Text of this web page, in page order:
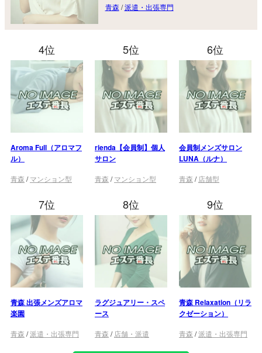
青森/派遣・出張専門
4位
Aroma Full（アロマフ
ル）
青森 /マンション型
5位
rienda【会員制】個人
サロン
青森 /マンション型
6位
会員制メンズサロン
LUNA（ルナ）
青森 / 店舗型
7位
青森 出張メンズアロマ
楽園
青森 /派遣・出張専門
8位
ラグジュアリー・スペ
ース
青森 / 店舗・派遣
9位
青森 Relaxation（リラ
クゼーション）
青森 /派遣・出張専門